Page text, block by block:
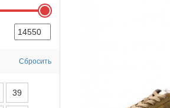
Сбросить
39